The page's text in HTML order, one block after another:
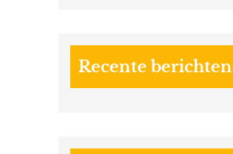
Recente berichten